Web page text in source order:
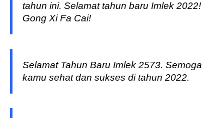
tahun ini. Selamat tahun baru Imlek 2022!
Gong Xi Fa Cai!
Selamat Tahun Baru Imlek 2573. Semoga
kamu sehat dan sukses di tahun 2022.